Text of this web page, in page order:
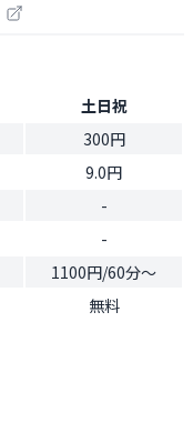
土日祝
300円
9.0円
-
-
1100円/60分〜
無料